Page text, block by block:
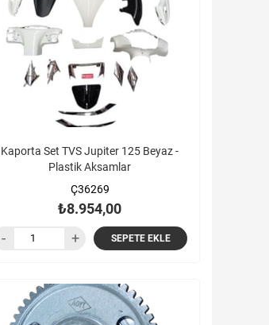
Kaporta Set TVS Jupiter 125 Beyaz -
Plastik Aksamlar
Ç36269
₺8.954,00
SEPETE EKLE